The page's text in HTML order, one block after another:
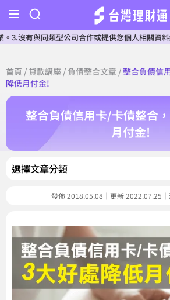
公司合作或提供您個人相關資料給任何單
首頁 / 貸款講座 / 負債整合文章 /整合負債信
降低月付金!
整合負債信用卡/卡債整合
月付金!
選擇文章分類
發佈 2018.05.08｜更新 2022.07.25